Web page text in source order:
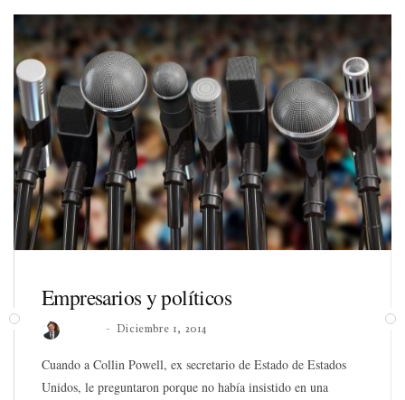
Empresarios y políticos
Diciembre 1, 2014
Cuando a Collin Powell, ex secretario de Estado de Estados
Unidos, le preguntaron porque no había insistido en una